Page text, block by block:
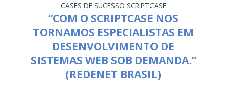
CASES DE SUCESSO SCRIPTCASE
“COM O SCRIPTCASE NOS
TORNAMOS ESPECIALISTAS EM
DESENVOLVIMENTO DE
SISTEMAS WEB SOB DEMANDA.”
(REDENET BRASIL)